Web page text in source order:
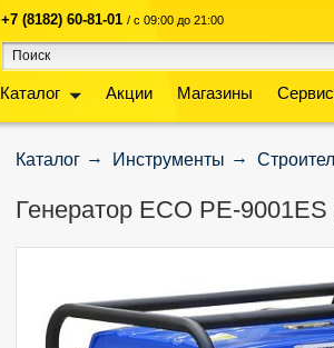
+7 (8182) 60-81-01 / с 09:00 до 21:00
Каталог Акции Магазины
Каталог Инструменты
Генератор ECO PE-